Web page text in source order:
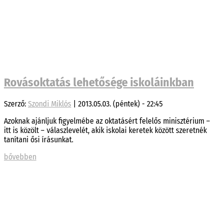
Rovásoktatás lehetősége iskoláinkban
Szerző: Szondi Miklós
2013.05.03. (péntek) - 22:45
Azoknak ajánljuk figyelmébe az oktatásért felelős minisztérium –
itt is közölt – válaszlevelét, akik iskolai keretek között szeretnék
tanítani ősi írásunkat.
bővebben